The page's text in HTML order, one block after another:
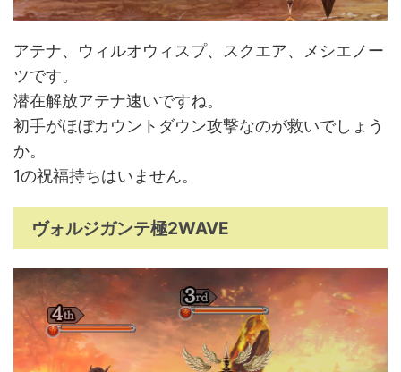
アテナ、ウィルオウィスプ、スクエア、メシエノー
ツです。
潜在解放アテナ速いですね。
初手がほぼカウントダウン攻撃なのが救いでしょう
か。
1の祝福持ちはいません。
ヴォルジガンテ極2WAVE